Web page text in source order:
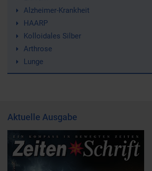
Alzheimer-Krankheit
HAARP
Kolloidales Silber
Arthrose
Lunge
Aktuelle Ausgabe